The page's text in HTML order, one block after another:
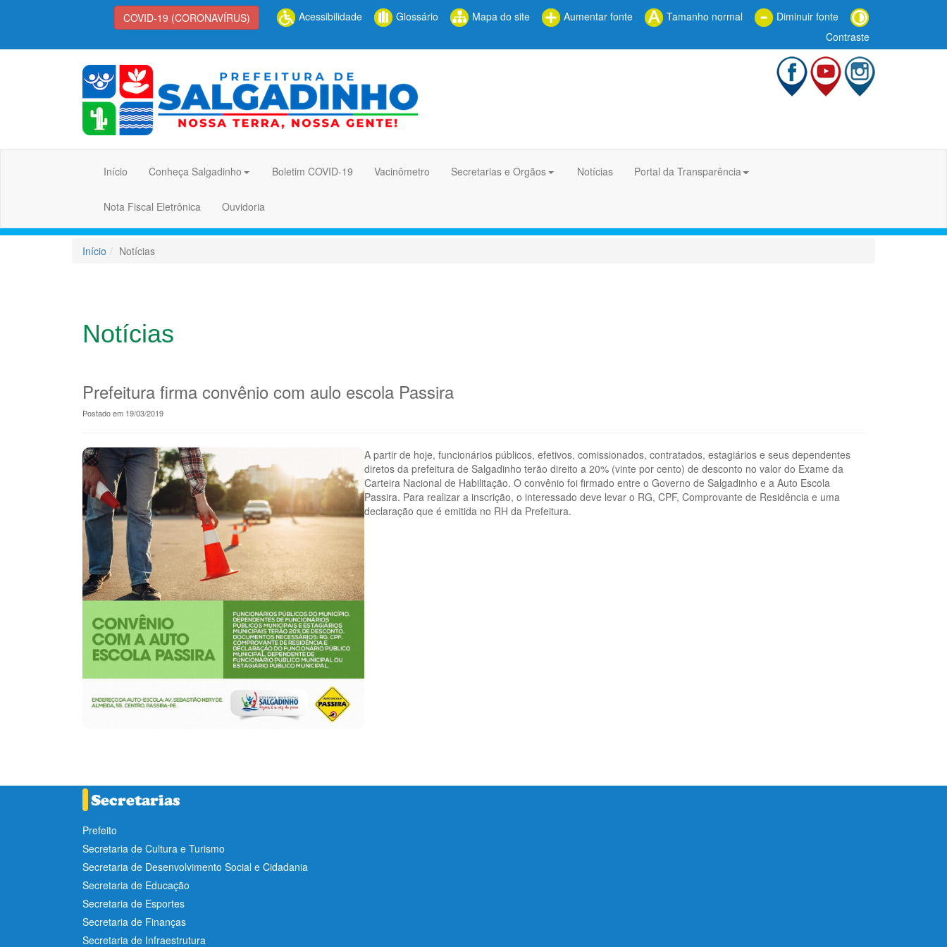
COVID-19 (CORONAVÍRUS) Acessibilidade Glossário Mapa do site Aumentar fonte Tamanho normal
Diminuir fonte
Contraste
Início Conheça Salgadinho Boletim COVID-19 Vacinômetro Secretarias e Orgãos Notícias Portal da Transparência
Nota Fiscal Eletrônica Ouvidoria
Início Notícias
Notícias
Prefeitura firma convênio com aulo escola Passira
Postado em 19/03/2019
A partir de hoje, funcionários públicos, efetivos, comissionados, contratados, estagiários e seus dependentes
diretos da prefeitura de Salgadinho terão direito a 20% (vinte por cento) de desconto no valor do Exame da
Carteira Nacional de Habilitação. O convênio foi firmado entre o Governo de Salgadinho e a Auto Escola
Passira. Para realizar a inscrição, o interessado deve levar o RG, CPF, Comprovante de Residência e uma
declaração que é emitida no RH da Prefeitura.
Prefeito
Secretaria de Cultura e Turismo
Secretaria de Desenvolvimento Social e Cidadania
Secretaria de Educação
Secretaria de Esportes
Secretaria de Finanças
Secretaria de Infraestrutura